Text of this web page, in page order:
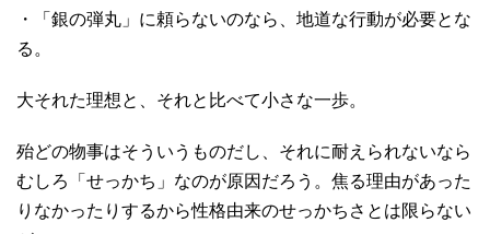
・「銀の弾丸」に頼らないのなら、地道な行動が必要とな
る。
大それた理想と、それと比べて小さな一歩。
殆どの物事はそういうものだし、それに耐えられないなら
むしろ「せっかち」なのが原因だろう。焦る理由があった
りなかったりするから性格由来のせっかちさとは限らない